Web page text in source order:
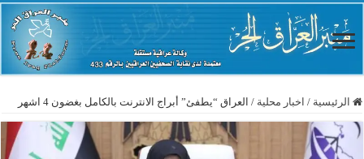
الرئيسية / اخبار محلية / العراق “يطفئ” أبراج الانترنت بالكامل بغضون 4 اشهر